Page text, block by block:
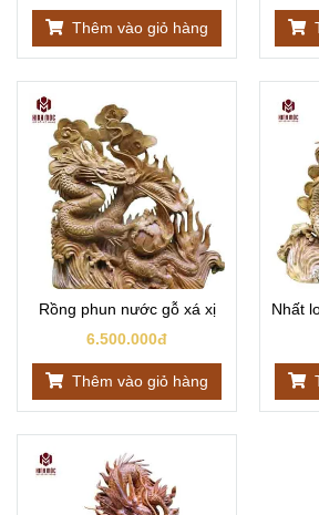
Thêm vào giỏ hàng
Rồng phun nước gỗ xá xị
6.500.000đ
Thêm vào giỏ hàng
Nhất